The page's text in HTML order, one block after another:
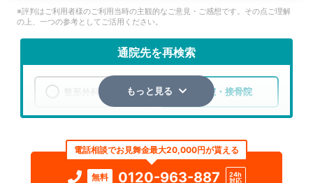
※評判はご利用者様のご利用当時の主観的なご意見・ご感想です。その点ご理解
の上、一つの参考としてご活用ください。
通院先を再検索
整形外科 整骨院・接骨院
検索する
もっと見る
電話相談でお見舞金最大20,000円が貰える
無料 0120-963-887
24h
対応